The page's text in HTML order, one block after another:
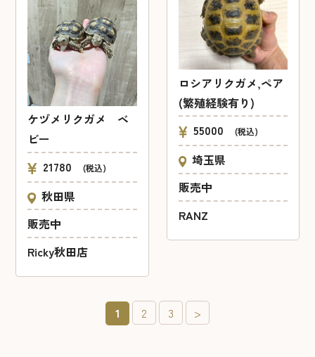
ケヅメリクガメ ベ
ビー
21780
(税込)
秋田県
販売中
Ricky秋田店
ロシアリクガメ,ペア
(繁殖経験有り)
55000
(税込)
埼玉県
販売中
RANZ
1 2 3 >